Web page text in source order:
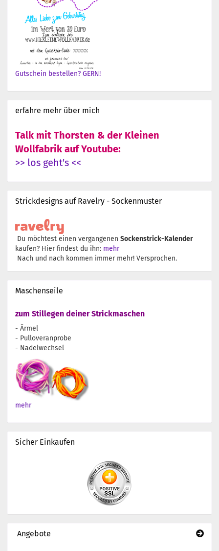
Gutschein bestellen? GERN!
erfahre mehr über mich
Talk mit Thorsten & der Kleinen
Wollfabrik auf Youtube:
>> los geht's <<
Strickdesigns auf Ravelry - Sockenmuster
Du möchtest einen vergangenen Sockenstrick-Kalender
kaufen? Hier findest du ihn: mehr
Nach und nach kommen immer mehr! Versprochen.
Maschenseile
zum Stillegen deiner Strickmaschen
- Ärmel
- Pulloveranprobe
- Nadelwechsel
mehr
Sicher Einkaufen
Angebote